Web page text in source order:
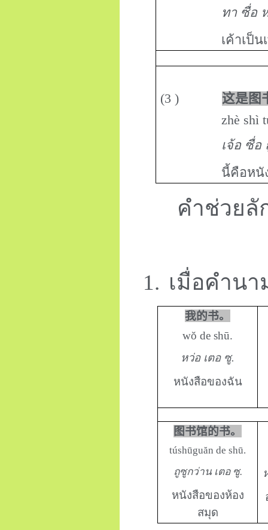
ทา ซื่อ
เค้าเป็
(3)
这是图
zhè shì
เจ้อ ซื่อ ถูซูก
นี้คือหนั
คำช่วยลั
1. เมื่อคำน
我的书。
wŏ de shū.
หว่อ เตอ ซู.
หนังสือของฉัน
图书馆的书。
túshūguăn de shū.
ถูซูกว่าน เตอ ซู.
หนังสือของห้อง
สมุด